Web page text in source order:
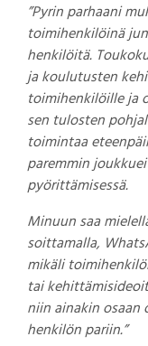
”Pyrin parhaani
toimihenkilöinä
henkilöitä.
ja koulutusten
toimihenkilöille ja
sen tulosten
toimintaa
paremmin
pyörittämisessä.
Minuun saa
soittamalla,
mikäli
tai
niin ainakin
henkilön pariin.”